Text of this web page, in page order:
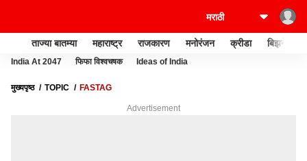
ताज्या बातम्या महाराष्ट्र राजकारण मनोरंजन क्रीडा बिझनेस
India At 2047 फिफा विश्वचषक Ideas of India
मुख्यपृष्ठ TOPIC FASTAG
Advertisement